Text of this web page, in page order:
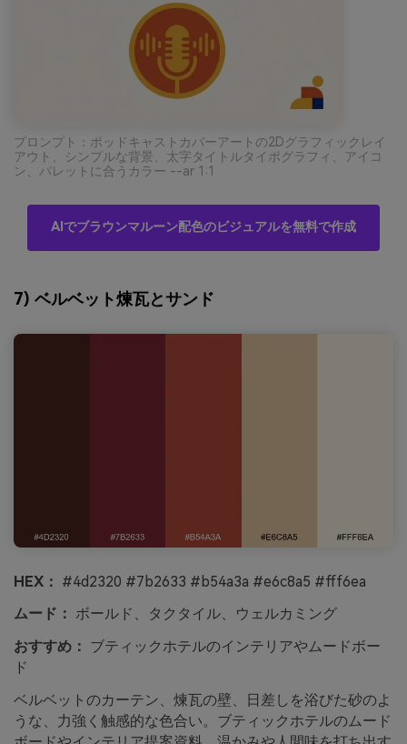
プロンプト：ポッドキャストカバーアートの2Dグラフィックレイ
アウト、シンプルな背景、太字タイトルタイポグラフィ、アイコ
ン、パレットに合うカラー --ar 1:1
AIでブラウンマルーン配色のビジュアルを無料で作成
7) ベルベット煉瓦とサンド
HEX： #4d2320 #7b2633 #b54a3a #e6c8a5 #fff6ea
ムード： ボールド、タクタイル、ウェルカミング
おすすめ： ブティックホテルのインテリアやムードボー
ド
ベルベットのカーテン、煉瓦の壁、日差しを浴びた砂のよ
うな、力強く触感的な色合い。ブティックホテルのムード